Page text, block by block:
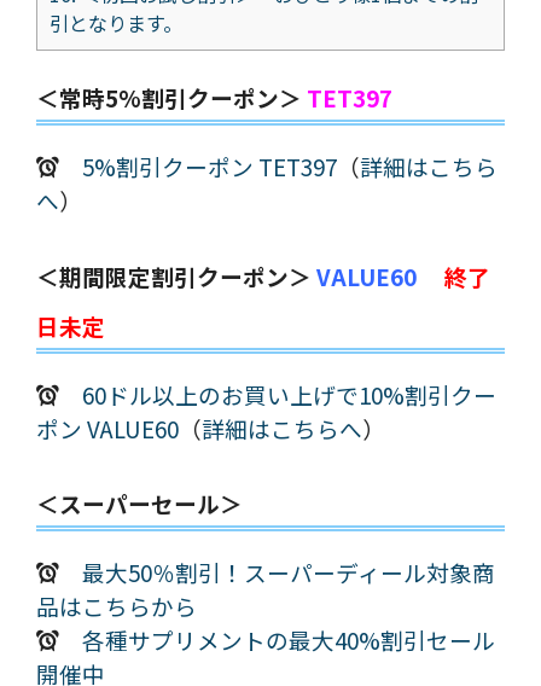
引となります。
＜常時5%割引クーポン＞ TET397
5%割引クーポン TET397 （詳細はこちら
へ）
＜期間限定割引クーポン＞ VALUE60
終了
日未定
60ドル以上のお買い上げで10%割引クー
ポン VALUE60 （詳細はこちらへ）
＜スーパーセール＞
最大50％割引！スーパーディール対象商
品はこちらから
各種サプリメントの最大40%割引セール
開催中